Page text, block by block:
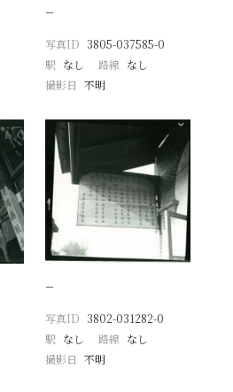
−
写真ID 3805-037585-0
駅 なし 路線 なし
撮影日 不明
−
写真ID 3802-031282-0
駅 なし 路線 なし
撮影日 不明